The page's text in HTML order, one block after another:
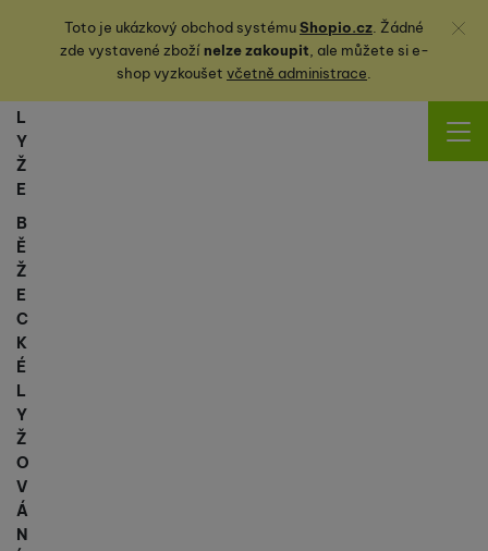
Toto je ukázkový obchod systémuShopio.cz. Žádné
zde vystavené zbožínelze zakoupit, ale můžete sie-
shop vyzkoušet včetně administrace.
Zavřít
L
Y
Ž
E
B
Ě
Ž
E
C
K
É
L
Y
Ž
O
V
Á
N